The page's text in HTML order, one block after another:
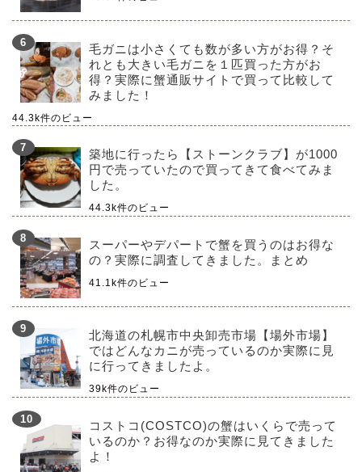
毛ガニは小さくても数が多い方がお得？そ
れとも大きい毛ガニを１匹買った方がお
得？実際に蟹通販サイトで買って比較して
みました！
44.3k件のビュー
築地に行ったら【ストーンクラブ】が1000
円で売っていたので買ってきて食べてみま
した。
44.3k件のビュー
スーパーやデパートで蟹を買うのはお得な
の？実際に調査してきました。まとめ
41.1k件のビュー
北海道の札幌市中央卸売市場【場外市場】
ではどんなカニが売っているのか実際に見
に行ってきましたよ。
39k件のビュー
コストコ(COSTCO)の蟹はいくらで売って
いるのか？お得なのか実際に見てきました
よ！